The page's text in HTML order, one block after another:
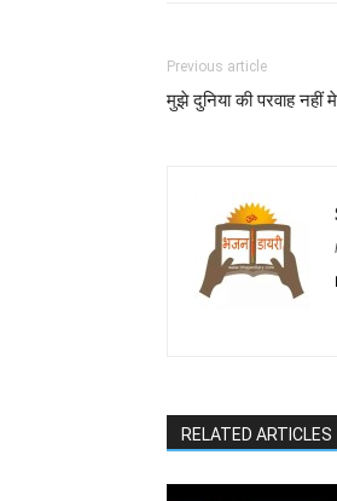
Previous article
मुझे दुनिया की परवाह नहीं
RELATED ARTICLES